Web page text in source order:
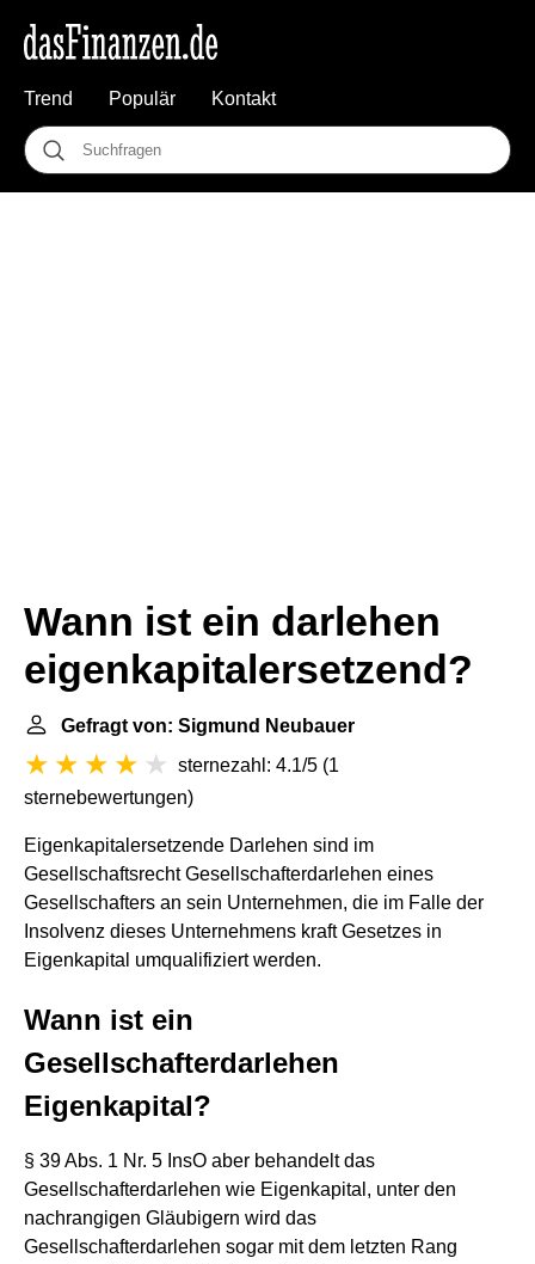
Trend Populär Kontakt
Wann ist ein darlehen
eigenkapitalersetzend?
Gefragt von: Sigmund Neubauer
sternezahl: 4.1/5 (1
sternebewertungen)
Eigenkapitalersetzende Darlehen sind im
Gesellschaftsrecht Gesellschafterdarlehen eines
Gesellschafters an sein Unternehmen, die im Falle der
Insolvenz dieses Unternehmens kraft Gesetzes in
Eigenkapital umqualifiziert werden.
Wann ist ein
Gesellschafterdarlehen
Eigenkapital?
§ 39 Abs. 1 Nr. 5 InsO aber behandelt das
Gesellschafterdarlehen wie Eigenkapital, unter den
nachrangigen Gläubigern wird das
Gesellschafterdarlehen sogar mit dem letzten Rang